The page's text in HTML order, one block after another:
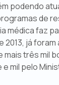
podendo
de
médica faz
já
três mil
mil pelo